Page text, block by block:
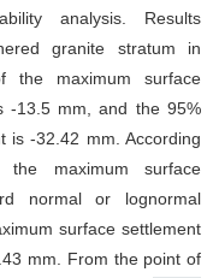
analysis. Results
granite stratum in
the maximum surface
-13.5 mm, and the 95%
is -32.42 mm. According
maximum surface
normal or lognormal
surface settlement
mm. From the point of